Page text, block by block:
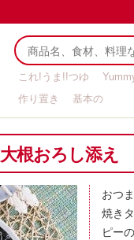
これ!うま!!つゆ
作り置き
基本の
根おろし添え
おつ
焼き
ピー